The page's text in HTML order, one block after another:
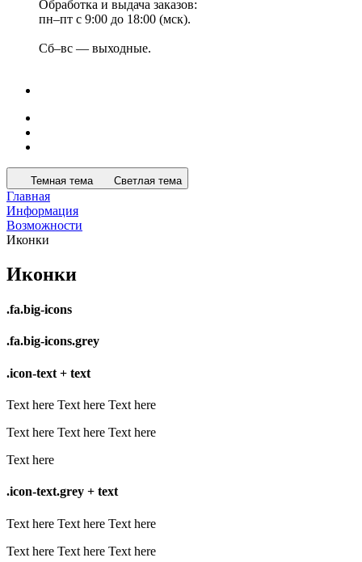
Обработка и выдача заказов:
пн–пт с 9:00 до 18:00 (мск).
Сб–вс — выходные.
Темная тема Светлая тема
Главная
Информация
Возможности
Иконки
Иконки
.fa.big-icons
.fa.big-icons.grey
.icon-text + text
Text here Text here Text here
Text here Text here Text here
Text here
.icon-text.grey + text
Text here Text here Text here
Text here Text here Text here